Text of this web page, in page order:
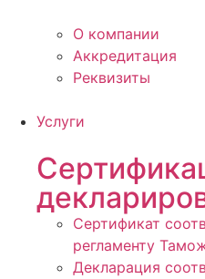
О компании
Аккредитация
Реквизиты
Услуги
Сертификат
регламенту
Декларация